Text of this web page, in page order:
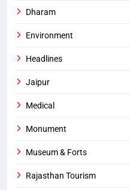
Dharam
Environment
Headlines
Jaipur
Medical
Monument
Museum & Forts
Rajasthan Tourism